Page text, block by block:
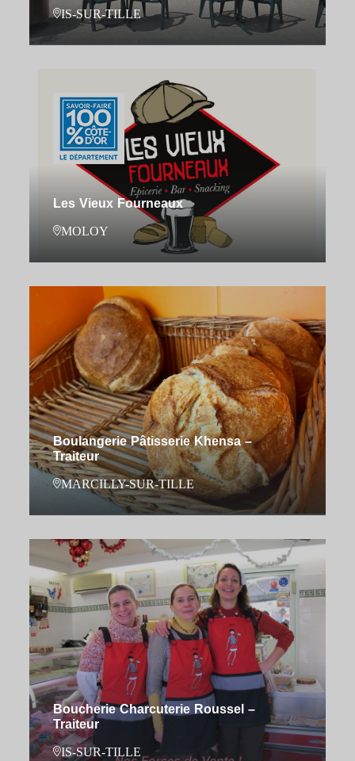
IS-SUR-TILLE
Les Vieux Fourneaux
MOLOY
Boulangerie Pâtisserie Khensa –
Traiteur
MARCILLY-SUR-TILLE
Boucherie Charcuterie Roussel –
Traiteur
IS-SUR-TILLE